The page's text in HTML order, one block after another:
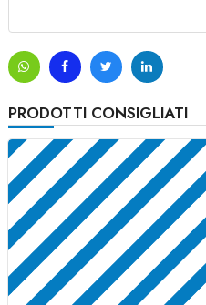
PRODOTTI CONSIGLIATI